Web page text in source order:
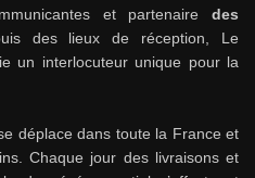
et partenaire des
des lieux de réception, Le
un interlocuteur unique pour la
déplace dans toute la France et
Chaque jour des livraisons et